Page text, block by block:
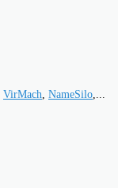
VirMach, NameSilo,...